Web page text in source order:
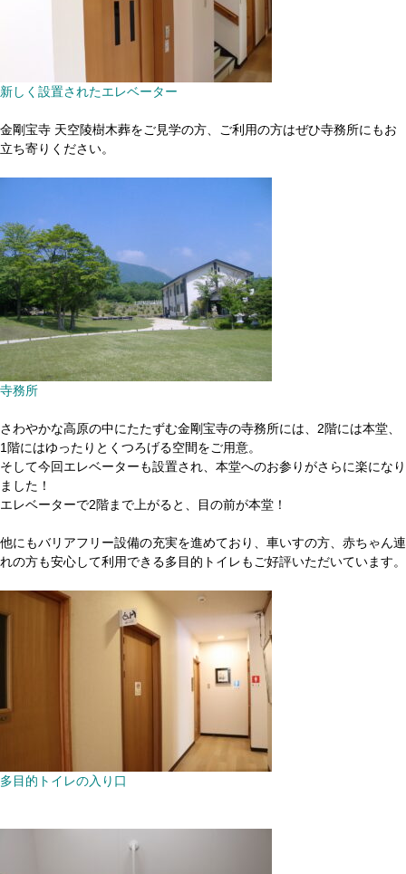
新しく設置されたエレベーター
金剛宝寺 天空陵樹木葬をご見学の方、ご利用の方はぜひ寺務所にもお
立ち寄りください。
寺務所
さわやかな高原の中にたたずむ金剛宝寺の寺務所には、2階には本堂、
1階にはゆったりとくつろげる空間をご用意。
そして今回エレベーターも設置され、本堂へのお参りがさらに楽になり
ました！
エレベーターで2階まで上がると、目の前が本堂！
他にもバリアフリー設備の充実を進めており、車いすの方、赤ちゃん連
れの方も安心して利用できる多目的トイレもご好評いただいています。
多目的トイレの入り口